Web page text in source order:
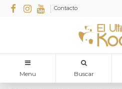
Contacto
Menu Buscar